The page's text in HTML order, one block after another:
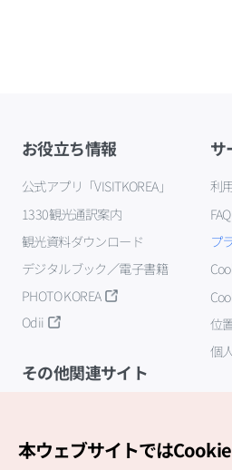
お役立ち情報
公式アプリ「VISITKOREA」
1330観光通訳案内
観光資料ダウンロード
デジタルブック／電子書籍
PHOTO KOREA
Odii
サ
利
FAQ
プ
位
個
その他関連サイト
本ウェブサイトではCookie